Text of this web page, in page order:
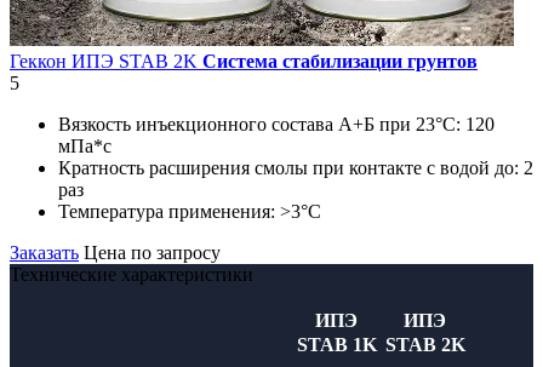
Геккон ИПЭ STAB 2K Система стабилизации грунтов
5
Вязкость инъекционного состава А+Б при 23°C: 120
мПа*с
Кратность расширения смолы при контакте с водой до: 2
раз
Температура применения: >3°C
Заказать Цена по запросу
Технические характеристики
ИПЭ
STAB 1K
ИПЭ
STAB 2K